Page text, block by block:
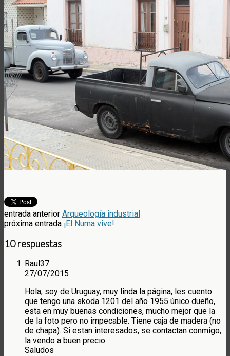
entrada anterior Arqueología industrial
próxima entrada ¡El Numa vive!
10 respuestas
Raul37
27/07/2015
Hola, soy de Uruguay, muy linda la página, les cuento
que tengo una skoda 1201 del año 1955 único dueño,
esta en muy buenas condiciones, mucho mejor que la
de la foto pero no impecable. Tiene caja de madera (no
de chapa). Si estan interesados, se contactan conmigo,
la vendo a buen precio.
Saludos